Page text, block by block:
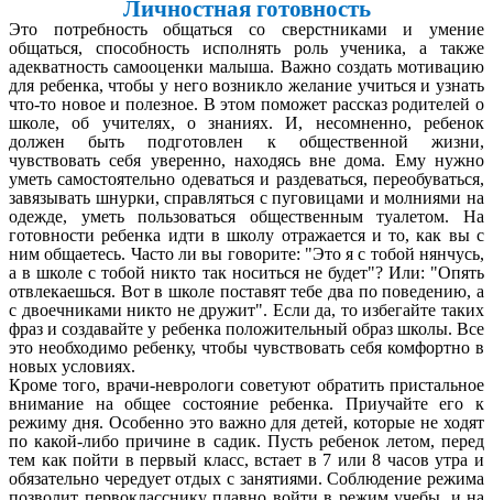
Личностная готовность
Это потребность общаться со сверстниками и умение
общаться, способность исполнять роль ученика, а также
адекватность самооценки малыша. Важно создать мотивацию
для ребенка, чтобы у него возникло желание учиться и узнать
что-то новое и полезное. В этом поможет рассказ родителей о
школе, об учителях, о знаниях. И, несомненно, ребенок
должен быть подготовлен к общественной жизни,
чувствовать себя уверенно, находясь вне дома. Ему нужно
уметь самостоятельно одеваться и раздеваться, переобуваться,
завязывать шнурки, справляться с пуговицами и молниями на
одежде, уметь пользоваться общественным туалетом. На
готовности ребенка идти в школу отражается и то, как вы с
ним общаетесь. Часто ли вы говорите: "Это я с тобой нянчусь,
а в школе с тобой никто так носиться не будет"? Или: "Опять
отвлекаешься. Вот в школе поставят тебе два по поведению, а
с двоечниками никто не дружит". Если да, то избегайте таких
фраз и создавайте у ребенка положительный образ школы. Все
это необходимо ребенку, чтобы чувствовать себя комфортно в
новых условиях.
Кроме того, врачи-неврологи советуют обратить пристальное
внимание на общее состояние ребенка. Приучайте его к
режиму дня. Особенно это важно для детей, которые не ходят
по какой-либо причине в садик. Пусть ребенок летом, перед
тем как пойти в первый класс, встает в 7 или 8 часов утра и
обязательно чередует отдых с занятиями. Соблюдение режима